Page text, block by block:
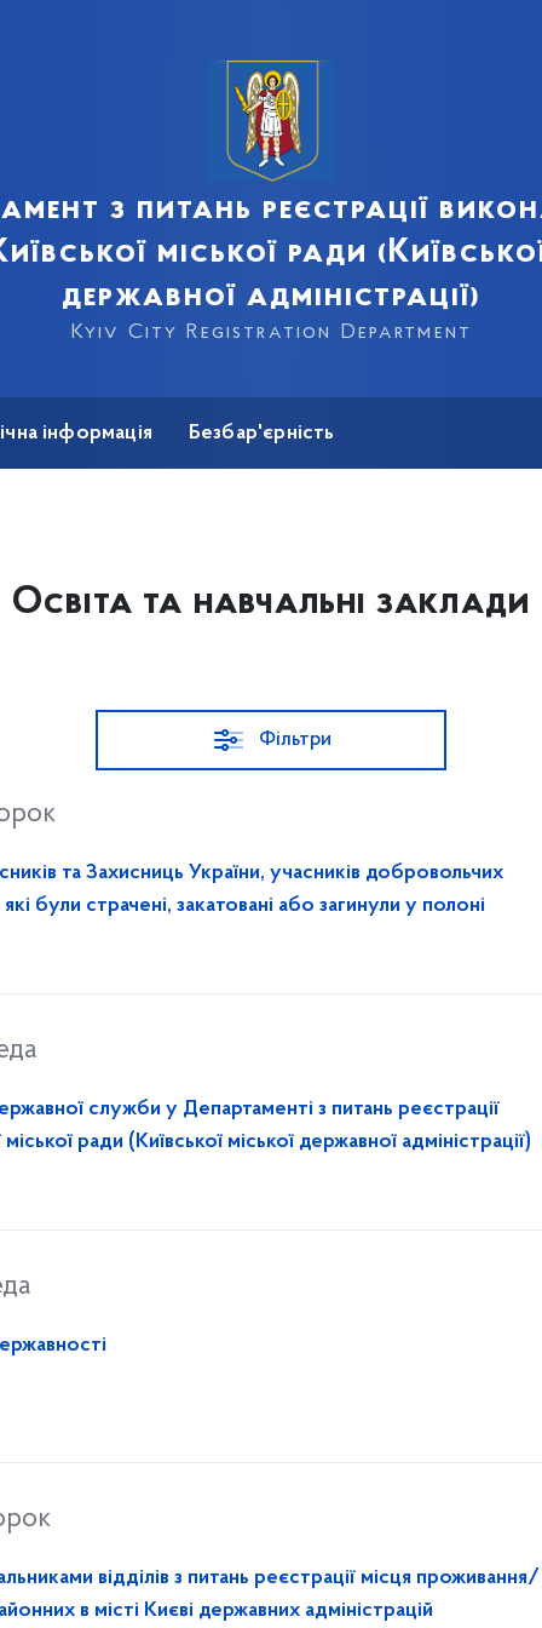
з питань реєстрації
міської ради
державної адміністрації)
Kyiv City Registration Department
інформація Безбар'єрність
Освіта та навчальні заклади
Фільтри
та Захисниць України, учасників добровольчих
були страчені, закатовані або загинули у полоні
служби у Департаменті з питань реєстрації
ради (Київської міської державної адміністрації)
відділів з питань реєстрації місця проживання/
в місті Києві державних адміністрацій